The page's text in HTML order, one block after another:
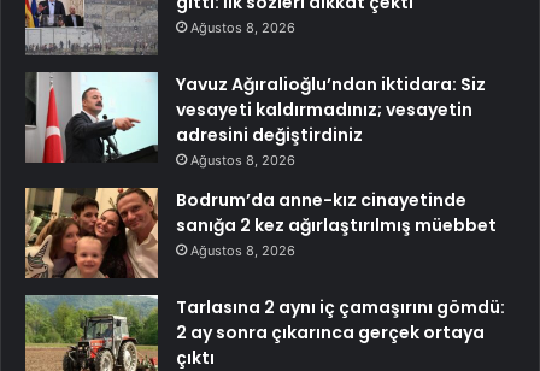
Ağustos 8, 2026
Yavuz Ağıralioğlu’ndan iktidara: Siz
vesayeti kaldırmadınız; vesayetin
adresini değiştirdiniz
Ağustos 8, 2026
Bodrum’da anne-kız cinayetinde
sanığa 2 kez ağırlaştırılmış müebbet
Ağustos 8, 2026
Tarlasına 2 aynı iç çamaşırını gömdü:
2 ay sonra çıkarınca gerçek ortaya
çıktı